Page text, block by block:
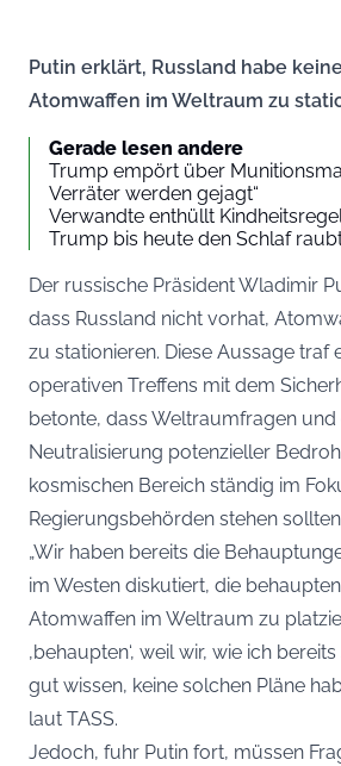
Putin erklärt, Russland habe
Atomwaffen im Weltraum zu
Gerade lesen andere
Trump empört über
Verräter werden gejagt“
Verwandte enthüllt
Trump bis heute den Schlaf
Der russische Präsident Wladimir
dass Russland nicht vorhat,
zu stationieren. Diese Aussage traf
operativen Treffens mit dem
betonte, dass Weltraumfragen und
Neutralisierung potenzieller
kosmischen Bereich ständig im
Regierungsbehörden stehen
„Wir haben bereits die
im Westen diskutiert, die
Atomwaffen im Weltraum zu
‚behaupten‘, weil wir, wie ich
gut wissen, keine solchen Pläne
laut TASS.
Jedoch, fuhr Putin fort, müssen